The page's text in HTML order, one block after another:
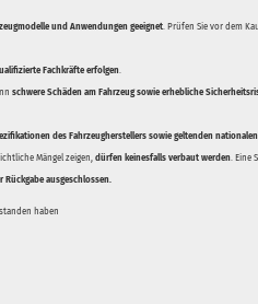
und Anwendungen geeignet. Prüfen Sie vor dem
Fachkräfte erfolgen.
schwere Schäden am Fahrzeug sowie erhebliche
des Fahrzeugherstellers sowie geltenden
Mängel zeigen, dürfen keinesfalls verbaut werden. Eine
ausgeschlossen.
haben